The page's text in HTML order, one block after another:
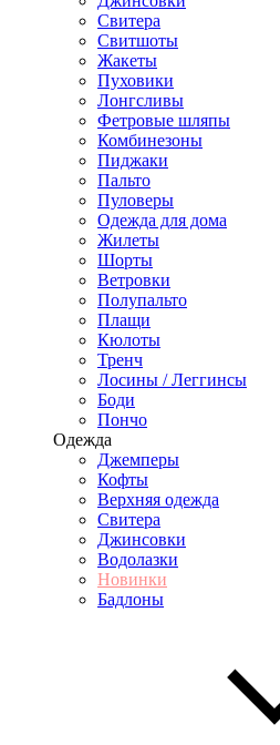
Свитера
Свитшоты
Жакеты
Пуховики
Лонгсливы
Фетровые шляпы
Комбинезоны
Пиджаки
Пальто
Пуловеры
Одежда для дома
Жилеты
Шорты
Ветровки
Полупальто
Плащи
Кюлоты
Тренч
Лосины / Леггинсы
Боди
Пончо
Одежда
Джемперы
Кофты
Верхняя одежда
Свитера
Джинсовки
Водолазки
Новинки
Бадлоны